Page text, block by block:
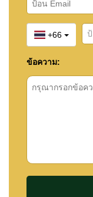
+66
ข้อความ: